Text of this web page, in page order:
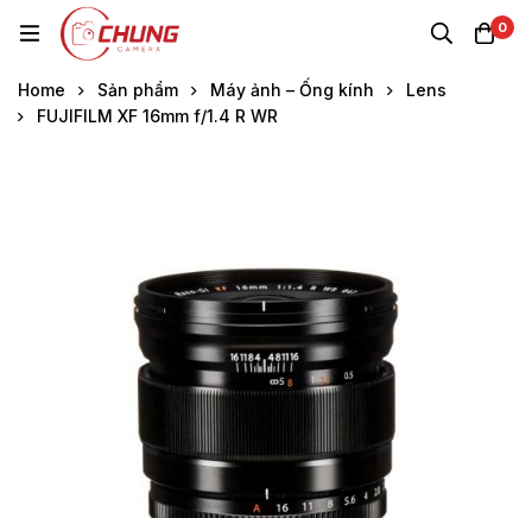
0
Home Sản phẩm Máy ảnh – Ống kính
Lens
FUJIFILM XF 16mm f/1.4 R WR